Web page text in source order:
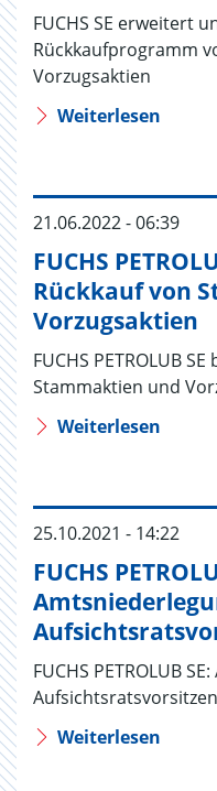
FUCHS SE erweitert
Rückkaufprogramm
Vorzugsaktien
Weiterlesen
21.06.2022 - 06:39
FUCHS
Rückkauf von
Vorzugsaktien
FUCHS PETROLUB
Stammaktien und
Weiterlesen
25.10.2021 - 14:22
FUCHS
FUCHS PETROLUB
Weiterlesen